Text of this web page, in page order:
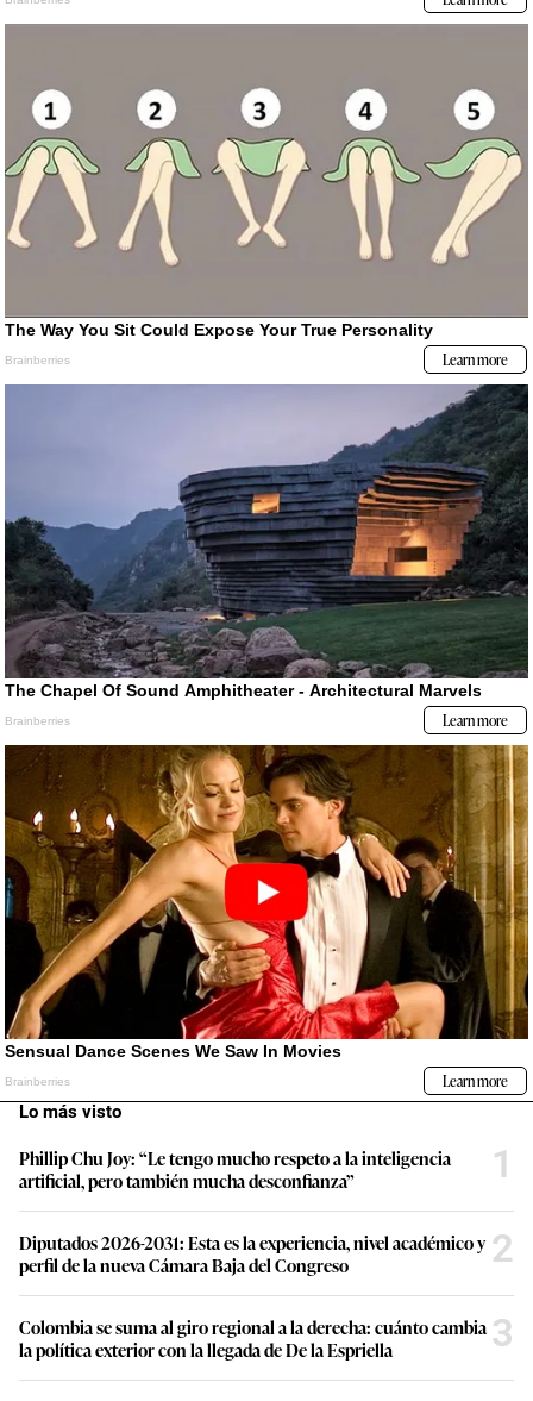
Lo más visto
Phillip Chu Joy: “Le tengo mucho respeto a la inteligencia
artificial, pero también mucha desconfianza”
1
Diputados 2026-2031: Esta es la experiencia, nivel académico y
perfil de la nueva Cámara Baja del Congreso
2
Colombia se suma al giro regional a la derecha: cuánto cambia
la política exterior con la llegada de De la Espriella
3